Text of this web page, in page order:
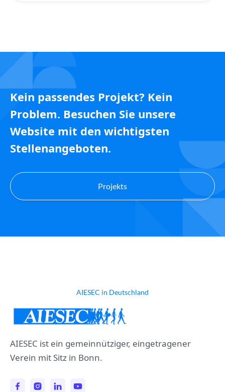
Kein passendes Projekt? Kein
Problem. Besuchen Sie unsere
Website mit den wichtigsten
Stellenangeboten.
Projekts
AIESEC in Deutschland
AIESEC ist ein gemeinnütziger, eingetragener
Verein mit Sitz in Bonn.